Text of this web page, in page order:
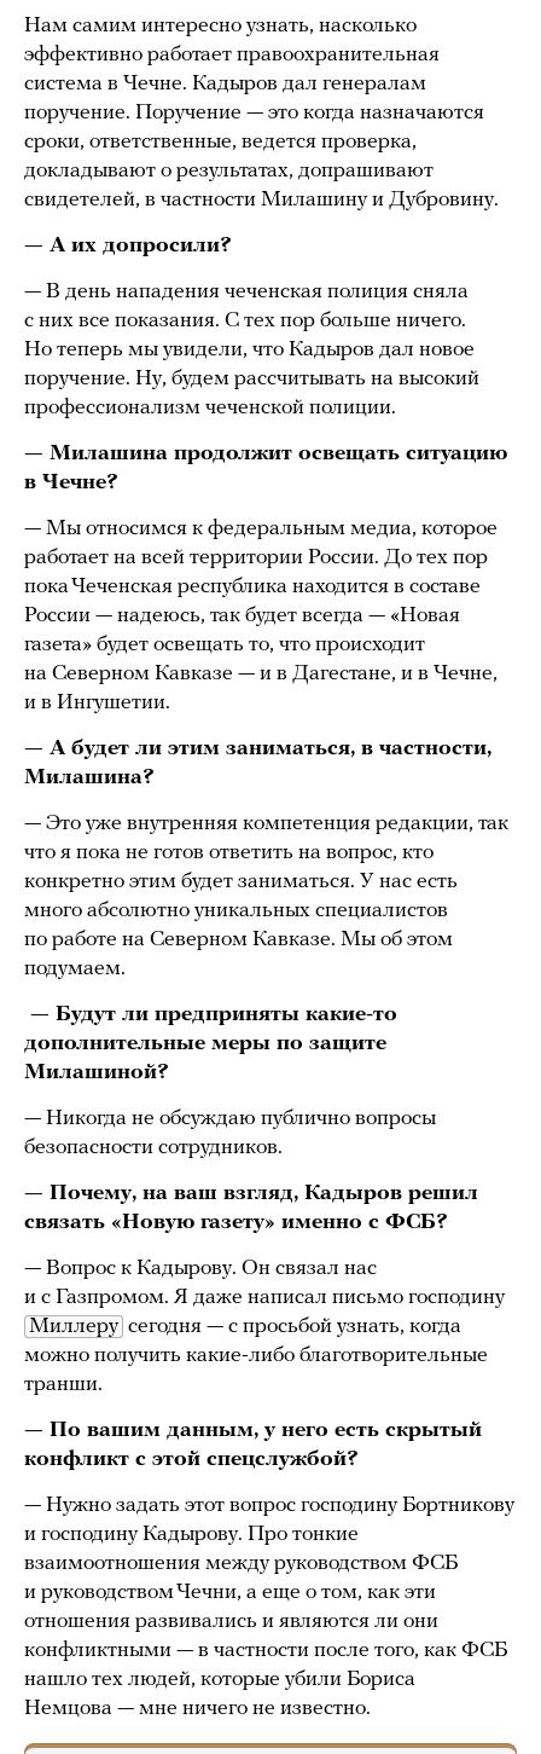
Нам самим интересно узнать, насколько
эффективно работает правоохранительная
система в Чечне. Кадыров дал генералам
поручение. Поручение — это когда назначаются
сроки, ответственные, ведется проверка,
докладывают о результатах, допрашивают
свидетелей, в частности Милашину и Дубровину.
— А их допросили?
— В день нападения чеченская полиция сняла
с них все показания. С тех пор больше ничего.
Но теперь мы увидели, что Кадыров дал новое
поручение. Ну, будем рассчитывать на высокий
профессионализм чеченской полиции.
— Милашина продолжит освещать ситуацию
в Чечне?
— Мы относимся к федеральным медиа, которое
работает на всей территории России. До тех пор
пока Чеченская республика находится в составе
России — надеюсь, так будет всегда — «Новая
газета» будет освещать то, что происходит
на Северном Кавказе — и в Дагестане, и в Чечне,
и в Ингушетии.
— А будет ли этим заниматься, в частности,
Милашина?
— Это уже внутренняя компетенция редакции, так
что я пока не готов ответить на вопрос, кто
конкретно этим будет заниматься. У нас есть
много абсолютно уникальных специалистов
по работе на Северном Кавказе. Мы об этом
подумаем.
— Будут ли предприняты какие-то
дополнительные меры по защите
Милашиной?
— Никогда не обсуждаю публично вопросы
безопасности сотрудников.
— Почему, на ваш взгляд, Кадыров решил
связать «Новую газету» именно с ФСБ?
— Вопрос к Кадырову. Он связал нас
и с Газпромом. Я даже написал письмо господину
Миллеру сегодня — с просьбой узнать, когда
можно получить какие-либо благотворительные
транши.
— По вашим данным, у него есть скрытый
конфликт с этой спецслужбой?
— Нужно задать этот вопрос господину Бортникову
и господину Кадырову. Про тонкие
взаимоотношения между руководством ФСБ
и руководством Чечни, а еще о том, как эти
отношения развивались и являются ли они
конфликтными — в частности после того, как ФСБ
нашло тех людей, которые убили Бориса
Немцова — мне ничего не известно.